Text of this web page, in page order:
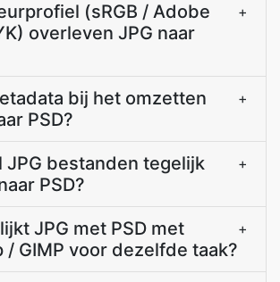
(sRGB / Adobe
overleven JPG naar
+
bij het omzetten
PSD?
+
JPG bestanden tegelijk
PSD?
+
JPG met PSD met
/ GIMP voor dezelfde taak?
+